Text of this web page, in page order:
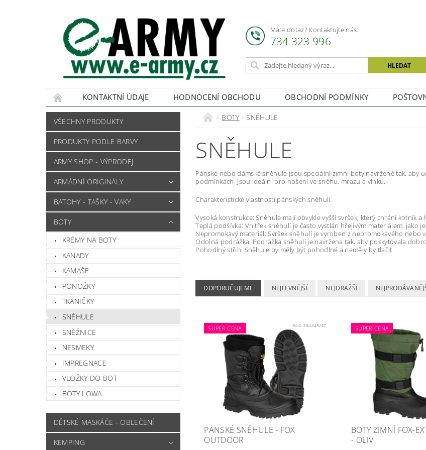
Máte dotaz? Kontaktujte nás:
734 323 996
KONTAKTNÍ ÚDAJE HODNOCENÍ OBCHODU OBCHODNÍ PODMÍNKY
VŠECHNY PRODUKTY
PRODUKTY PODLE BARVY
ARMY SHOP - VÝPRODEJ
ARMÁDNÍ ORIGINÁLY
BATOHY - TAŠKY - VAKY
BOTY
KRÉMY NA BOTY
KANADY
KAMAŠE
PONOŽKY
TKANIČKY
SNĚHULE
SNĚŽNICE
NESMEKY
IMPREGNACE
VLOŽKY DO BOT
BOTY LOWA
DĚTSKÉ MASKÁČE - OBLEČENÍ
KEMPING
BOTY SNĚHULE
SNĚHULE
Pánské nebo dámské sněhule jsou speciální zimní boty navržené tak, aby
podmínkách. Jsou ideální pro nošení ve sněhu, mrazu a vlhku.
Charakteristické vlastnosti pánských sněhulí:
Vysoká konstrukce: Sněhule mají obvykle vyšší svršek, který chrání kotník a
Teplá podšívka: Vnitřek sněhulí je často vystlán hřejivým materiálem, jako
Nepromokavý materiál: Svršek sněhulí je vyroben z nepromokavého
Odolná podrážka: Podrážka sněhulí je navržena tak, aby poskytovala
Pohodlný střih: Sněhule by měly být pohodlné a neměly by tlačit.
DOPORUČUJEME NEJLEVNĚJŠÍ NEJDRAŽŠÍ
SUPER CENA Kód: 18433A/47
PÁNSKÉ SNĚHULE - FOX
OUTDOOR
SUPER CENA
BOTY ZIMNÍ FOX-
- OLIV